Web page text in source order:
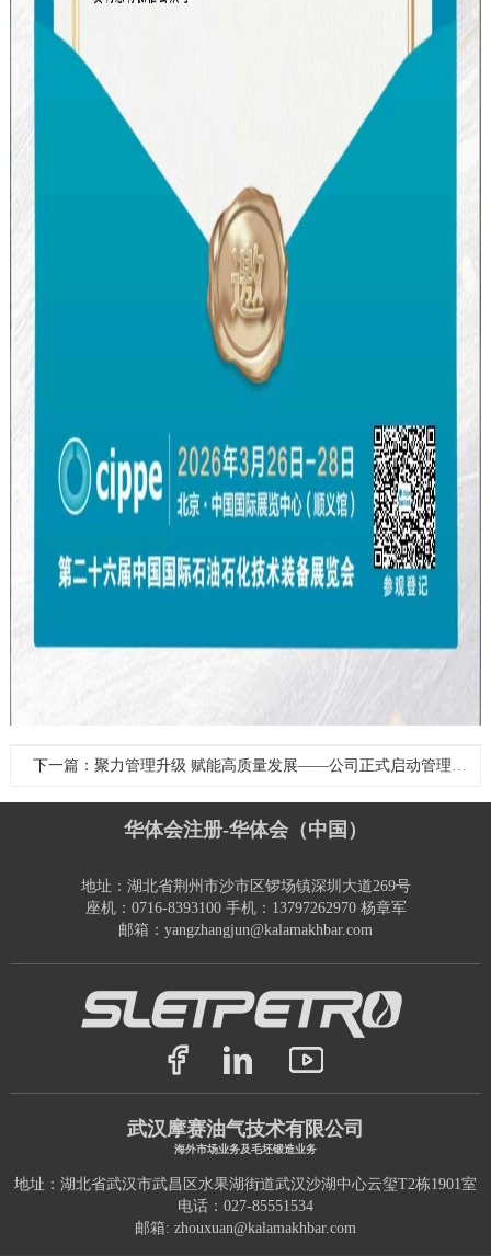
下一篇：聚力管理升级 赋能高质量发展——公司正式启动管理提升专项咨询项目
华体会注册-华体会（中国）
地址：湖北省荆州市沙市区锣场镇深圳大道269号
座机：0716-8393100 手机：13797262970 杨章军
邮箱：yangzhangjun@kalamakhbar.com
武汉摩赛油气技术有限公司
海外市场业务及毛坯锻造业务
地址：湖北省武汉市武昌区水果湖街道武汉沙湖中心云玺T2栋1901室
电话：027-85551534
邮箱: zhouxuan@kalamakhbar.com